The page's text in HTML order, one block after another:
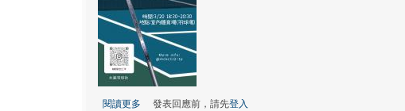
閱讀更多 關於羽球社活動2
發表回應前，請先登入